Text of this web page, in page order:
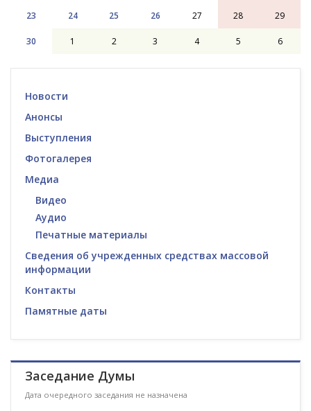
23 24 25 26 27 28 29
30 1 2 3 4 5 6
Новости
Анонсы
Выступления
Фотогалерея
Медиа
Видео
Аудио
Печатные материалы
Сведения об учрежденных средствах массовой
информации
Контакты
Памятные даты
Заседание Думы
Дата очередного заседания не назначена